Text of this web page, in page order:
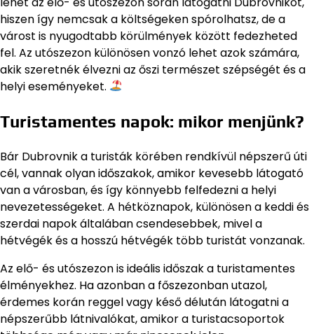
hiszen így nemcsak a költségeken spórolhatsz, de a
várost is nyugodtabb körülmények között fedezheted
fel. Az utószezon különösen vonzó lehet azok számára,
akik szeretnék élvezni az őszi természet szépségét és a
helyi eseményeket.
Turistamentes napok: mikor menjünk?
Bár Dubrovnik a turisták körében rendkívül népszerű úti
cél, vannak olyan időszakok, amikor kevesebb látogató
van a városban, és így könnyebb felfedezni a helyi
nevezetességeket. A hétköznapok, különösen a keddi és
szerdai napok általában csendesebbek, mivel a
hétvégék és a hosszú hétvégék több turistát vonzanak.
Az elő- és utószezon is ideális időszak a turistamentes
élményekhez. Ha azonban a főszezonban utazol,
érdemes korán reggel vagy késő délután látogatni a
népszerűbb látnivalókat, amikor a turistacsoportok